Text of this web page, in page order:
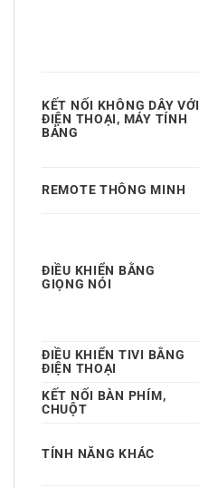
KẾT NỐI KHÔNG DÂY VỚI
ĐIỆN THOẠI, MÁY TÍNH
BẢNG
REMOTE THÔNG MINH
ĐIỀU KHIỂN BẰNG
GIỌNG NÓI
ĐIỀU KHIỂN TIVI BẰNG
ĐIỆN THOẠI
KẾT NỐI BÀN PHÍM,
CHUỘT
TÍNH NĂNG KHÁC